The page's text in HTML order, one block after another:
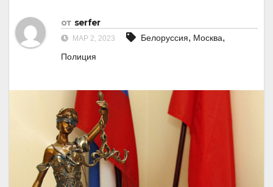
от serfer
МАР 2, 2023 Белоруссия, Москва,
Полиция